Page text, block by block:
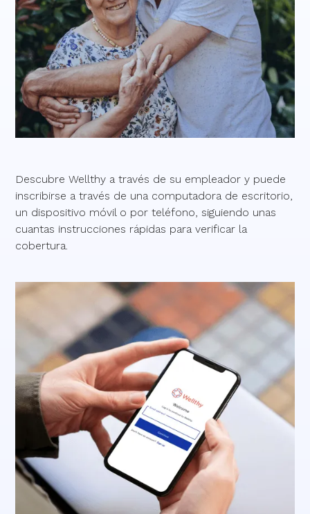
Descubre Wellthy a través de su empleador y puede
inscribirse a través de una computadora de escritorio,
un dispositivo móvil o por teléfono, siguiendo unas
cuantas instrucciones rápidas para verificar la
cobertura.